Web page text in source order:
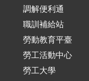
調解便利通
職訓補給站
勞動教育平臺
勞工活動中心
勞工大學